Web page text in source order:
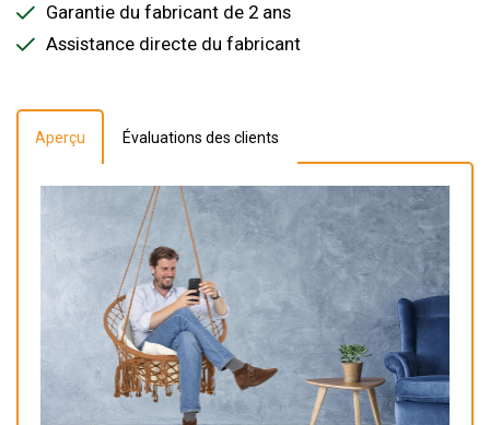
Garantie du fabricant de 2 ans
Assistance directe du fabricant
Aperçu Évaluations des clients